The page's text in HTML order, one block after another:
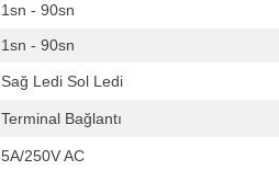
1sn - 90sn
1sn - 90sn
Sağ Ledi Sol Ledi
Terminal Bağlantı
5A/250V AC